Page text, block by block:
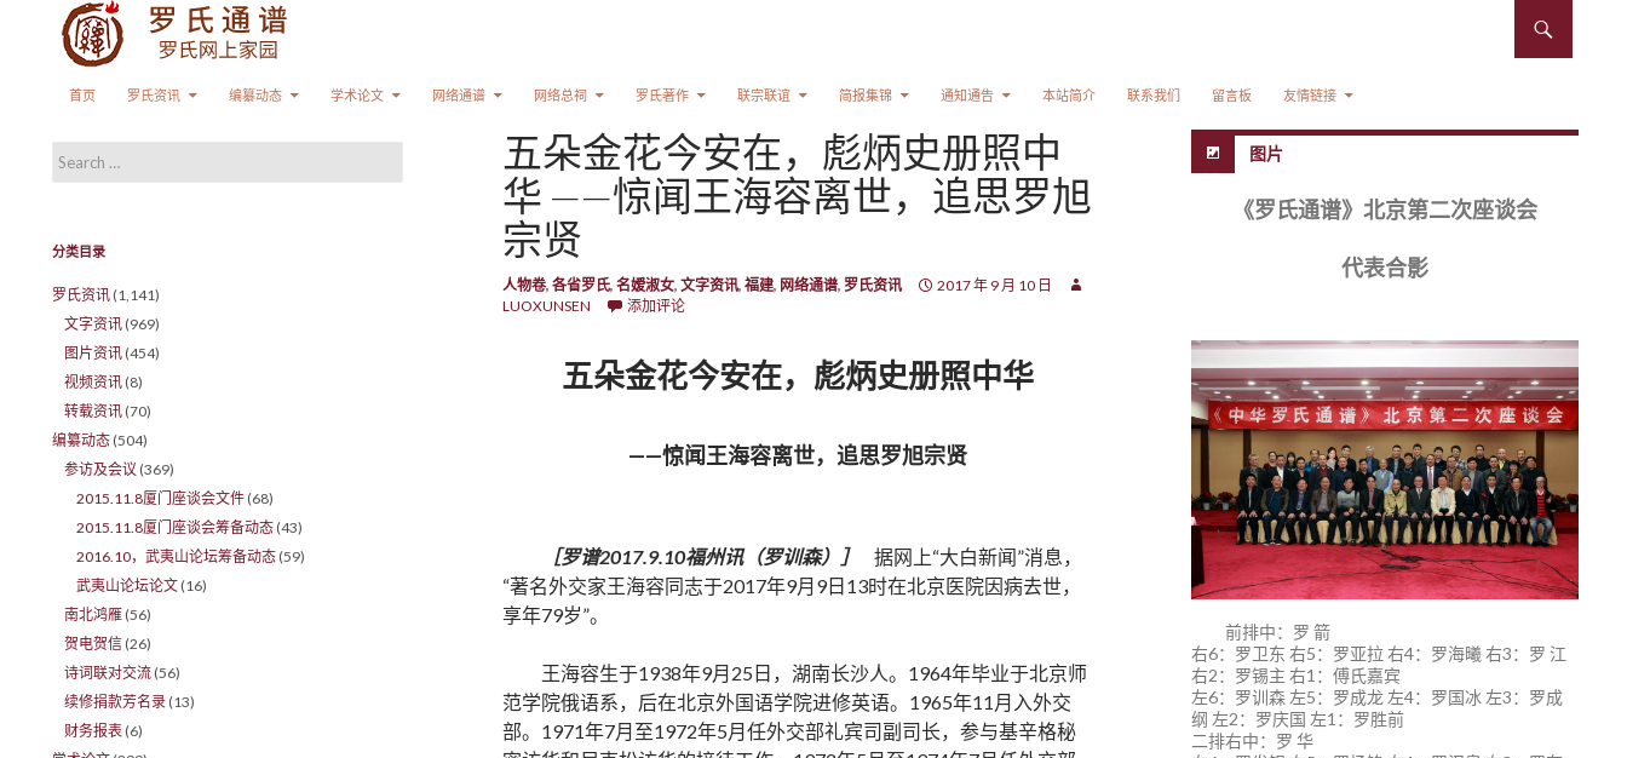
首页
罗氏资讯 编纂动态 学术论文 网络通谱 网络总祠 罗氏著作 联宗联谊 简报集锦 通知通告 本站简介 联系我们 留言板 友情链接
五朵金花今安在，彪炳史册照中
华 ——惊闻王海容离世，追思罗旭
宗贤
人物卷, 各省罗氏, 名嫒淑女, 文字资讯, 福建, 网络通谱, 罗氏资讯
2017 年 9 月 10 日
LUOXUNSEN
添加评论
五朵金花今安在，彪炳史册照中华
——惊闻王海容离世，追思罗旭宗贤
［罗谱2017.9.10福州讯（罗训森）］ 据网上“大白新闻”消息，
“著名外交家王海容同志于2017年9月9日13时在北京医院因病去世，
享年79岁”。
王海容生于1938年9月25日，湖南长沙人。1964年毕业于北京师
范学院俄语系，后在北京外国语学院进修英语。1965年11月入外交
部。1971年7月至1972年5月任外交部礼宾司副司长，参与基辛格秘
图片
《罗氏通谱》北京第二次座谈会
代表合影
前排中：罗 箭
右6：罗卫东 右5：罗亚拉 右4：罗海曦 右3：罗 江
右2：罗锡主 右1：傅氏嘉宾
左6：罗训森 左5：罗成龙 左4：罗国冰 左3：罗成
纲 左2：罗庆国 左1：罗胜前
二排右中：罗 华
Search for:
分类目录
罗氏资讯 (1,141)
文字资讯 (969)
图片资讯 (454)
视频资讯 (8)
转载资讯 (70)
编纂动态 (504)
参访及会议 (369)
2015.11.8厦门座谈会文件 (68)
2015.11.8厦门座谈会筹备动态 (43)
2016.10，武夷山论坛筹备动态 (59)
武夷山论坛论文 (16)
南北鸿雁 (56)
贺电贺信 (26)
诗词联对交流 (56)
续修捐款芳名录 (13)
财务报表 (6)